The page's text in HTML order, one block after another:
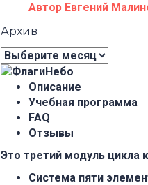
Автор Евгений
Архив
Архив
Описание
Учебная программа
FAQ
Отзывы
Это третий модуль цикла
Система пяти